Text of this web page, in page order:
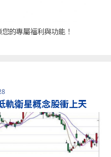
的專屬福利與功能！
軌衛星概念股衝上天